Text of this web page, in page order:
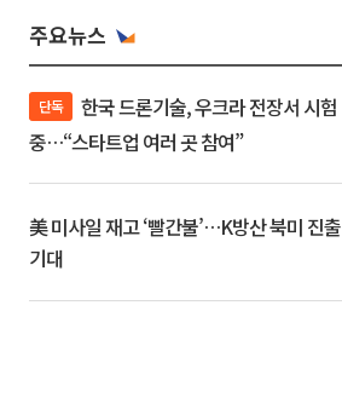
주요뉴스
단독
중…“스타트업 여러 곳 참여”
美 미사일 재고 ‘빨간불’…K방산 북미 진출
기대